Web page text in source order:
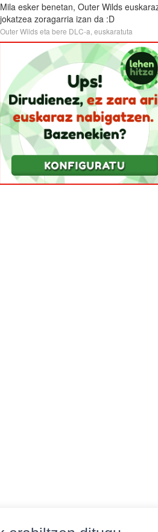
Mila esker benetan, Outer Wilds
jokatzea zoragarria izan da :D
Outer Wilds eta bere DLC-a, euskaratuta